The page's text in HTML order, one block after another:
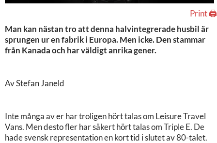
Print 🖨
Man kan nästan tro att denna halvintegrerade husbil är
sprungen ur en fabrik i Europa. Men icke. Den stammar
från Kanada och har väldigt anrika gener.
Av Stefan Janeld
Inte många av er har troligen hört talas om Leisure Travel
Vans. Men desto fler har säkert hört talas om Triple E. De
hade svensk representation en kort tid i slutet av 80-talet.